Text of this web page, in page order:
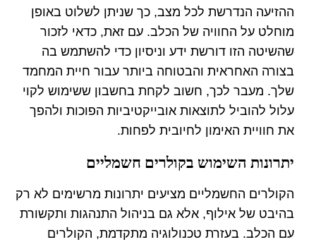
ההזיעה הנדרשת לכל מצב, כך שניתן לשלוט באופן
מוחלט על החוויה של הכלב. עם זאת, כדאי לזכור
שהשיטה הזו דורשת ידע וניסיון כדי להשתמש בה
בצורה האחראית והבטוחה ביותר עבור חיית המחמד
שלך. מעבר לכך, חשוב לקחת בחשבון ששימוש לקוי
עלול להוביל לתוצאות אובייקטיביות הפוכות ולהפך
את חוויית האימון לחיובית לפחות.
יתרונות השימוש בקולרים חשמליים
הקולרים החשמליים מציעים יתרונות מרשימים לא רק
בהיבט של אילוף, אלא גם בניהול התנהגות ותקשורת
עם הכלב. בעזרת טכנולוגיה מתקדמת, הקולרים